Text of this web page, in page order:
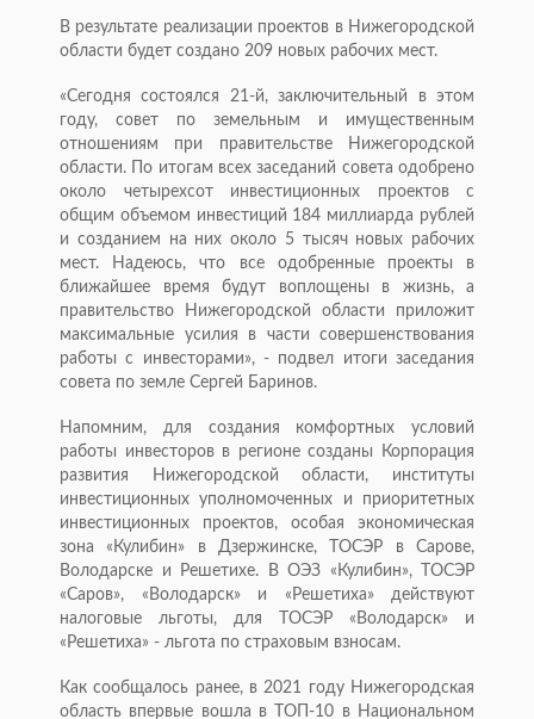
В результате реализации проектов в Нижегородской
области будет создано 209 новых рабочих мест.
«Сегодня состоялся 21-й, заключительный в этом
году, совет по земельным и имущественным
отношениям при правительстве Нижегородской
области. По итогам всех заседаний совета одобрено
около четырехсот инвестиционных проектов с
общим объемом инвестиций 184 миллиарда рублей
и созданием на них около 5 тысяч новых рабочих
мест. Надеюсь, что все одобренные проекты в
ближайшее время будут воплощены в жизнь, а
правительство Нижегородской области приложит
максимальные усилия в части совершенствования
работы с инвесторами», - подвел итоги заседания
совета по земле Сергей Баринов.
Напомним, для создания комфортных условий
работы инвесторов в регионе созданы Корпорация
развития Нижегородской области, институты
инвестиционных уполномоченных и приоритетных
инвестиционных проектов, особая экономическая
зона «Кулибин» в Дзержинске, ТОСЭР в Сарове,
Володарске и Решетихе. В ОЭЗ «Кулибин», ТОСЭР
«Саров», «Володарск» и «Решетиха» действуют
налоговые льготы, для ТОСЭР «Володарск» и
«Решетиха» - льгота по страховым взносам.
Как сообщалось ранее, в 2021 году Нижегородская
область впервые вошла в ТОП-10 в Национальном